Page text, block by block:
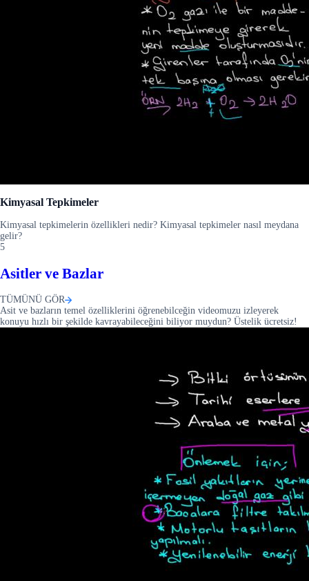
Kimyasal Tepkimeler
Kimyasal tepkimelerin özellikleri nedir? Kimyasal tepkimeler nasıl meydana
gelir?
5
Asitler ve Bazlar
TÜMÜNÜ GÖR
Asit ve bazların temel özelliklerini öğrenebilceğin videomuzu izleyerek
konuyu hızlı bir şekilde kavrayabileceğini biliyor muydun? Üstelik ücretsiz!